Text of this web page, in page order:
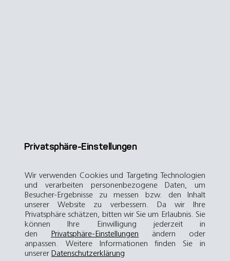
Privatsphäre-Einstellungen
Wir verwenden Cookies und Targeting Technologien
und verarbeiten personenbezogene Daten, um
Besucher-Ergebnisse zu messen bzw. den Inhalt
unserer Website zu verbessern. Da wir Ihre
Privatsphäre schätzen, bitten wir Sie um Erlaubnis. Sie
können Ihre Einwilligung jederzeit in
den Privatsphäre-Einstellungen ändern oder
anpassen. Weitere Informationen finden Sie in
unserer Datenschutzerklärung